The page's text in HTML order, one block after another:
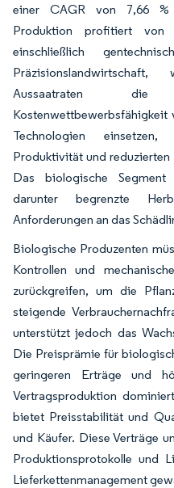
einer CAGR von 7,66 %
Produktion profitiert von
einschließlich
Aussaatraten die
Kostenwettbewerbsfähigkeit
Technologien
Produktivität und
Das biologische Segment
darunter begrenzte
Anforderungen an das
Biologische Produzenten
Kontrollen und
zurückgreifen, um die
steigende
unterstützt jedoch das
Die Preisprämie für
geringeren Erträge und
Vertragsproduktion
bietet Preisstabilität und
und Käufer. Diese Verträge
Produktionsprotokolle und
Lieferkettenmanagement